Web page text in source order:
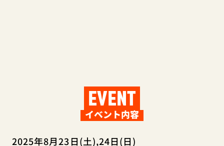
EVENT
イベント内容
2025年8月23日(土),24日(日)